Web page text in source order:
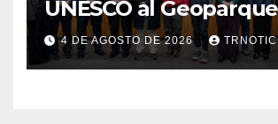
UNESCO al Geoparque
Aspirante Pillanmapu
Maule
4 DE AGOSTO DE 2026